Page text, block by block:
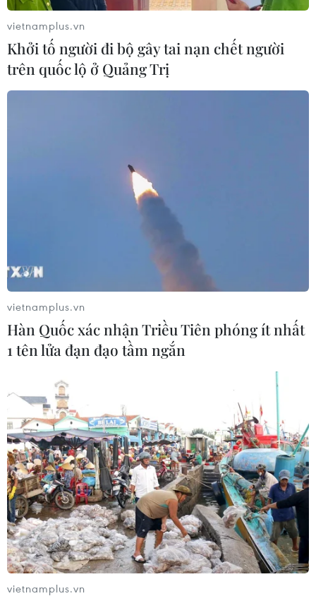
vietnamplus.vn
Khởi tố người đi bộ gây tai nạn chết người
trên quốc lộ ở Quảng Trị
vietnamplus.vn
Hàn Quốc xác nhận Triều Tiên phóng ít nhất
1 tên lửa đạn đạo tầm ngắn
vietnamplus.vn